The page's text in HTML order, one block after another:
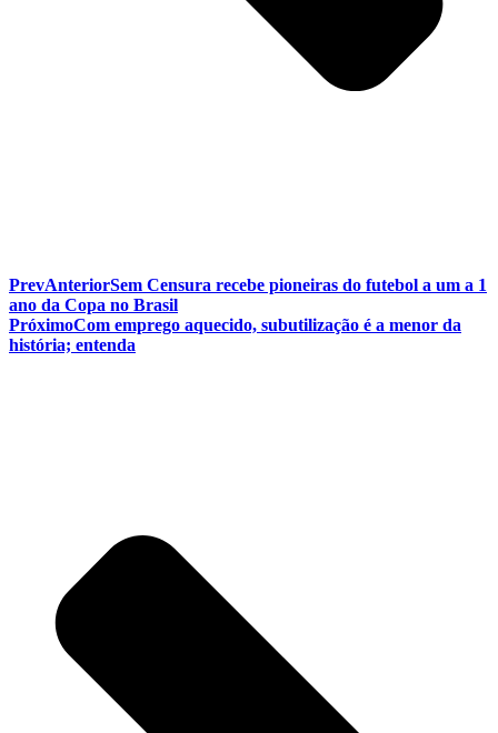
PrevAnteriorSem Censura recebe pioneiras do futebol a um a 1
ano da Copa no Brasil
PróximoCom emprego aquecido, subutilização é a menor da
história; entenda